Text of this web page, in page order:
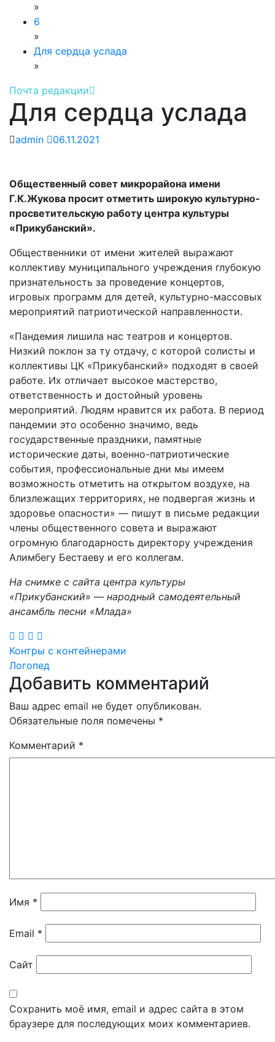
»
6
»
Для сердца услада
»
Почта редакции
Для сердца услада
admin 06.11.2021
Общественный совет микрорайона имени
Г.К.Жукова просит отметить широкую культурно-
просветительскую работу центра культуры
«Прикубанский».
Общественники от имени жителей выражают
коллективу муниципального учреждения глубокую
признательность за проведение концертов,
игровых программ для детей, культурно-массовых
мероприятий патриотической направленности.
«Пандемия лишила нас театров и концертов.
Низкий поклон за ту отдачу, с которой солисты и
коллективы ЦК «Прикубанский» подходят в своей
работе. Их отличает высокое мастерство,
ответственность и достойный уровень
мероприятий. Людям нравится их работа. В период
пандемии это особенно значимо, ведь
государственные праздники, памятные
исторические даты, военно-патриотические
события, профессиональные дни мы имеем
возможность отметить на открытом воздухе, на
близлежащих территориях, не подвергая жизнь и
здоровье опасности» — пишут в письме редакции
члены общественного совета и выражают
огромную благодарность директору учреждения
Алимбегу Бестаеву и его коллегам.
На снимке с сайта центра культуры
«Прикубанский» — народный самодеятельный
ансамбль песни «Млада»
Навигация
по
записям
Контры с контейнерами
Логопед
Добавить комментарий
Ваш адрес email не будет опубликован.
Обязательные поля помечены *
Комментарий *
Имя *
Email *
Сайт
Сохранить моё имя, email и адрес сайта в этом
браузере для последующих моих комментариев.